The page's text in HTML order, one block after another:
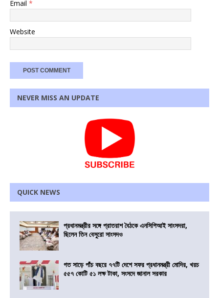
Email *
Website
NEVER MISS AN UPDATE
QUICK NEWS
প্রধানমন্ত্রীর সঙ্গে প্রাতরাশ বৈঠকে এনসিপিআই সাংসদরা,
ছিলেন তিন বেসুরো সাংসদও
গত সাড়ে পাঁচ বছরে ৭৭টি দেশে সফর প্রধানমন্ত্রী মোদির, খরচ
৫৫৭ কোটি ৫১ লক্ষ টাকা, সংসদে জানাল সরকার